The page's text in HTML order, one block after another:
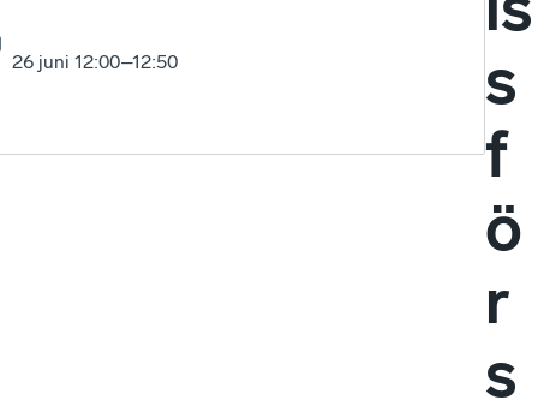
s
f
ö
r
s
26 juni 12:00–12:50